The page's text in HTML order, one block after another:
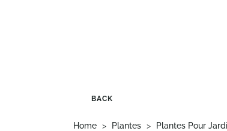
BACK
Home > Plantes > Plantes Pour